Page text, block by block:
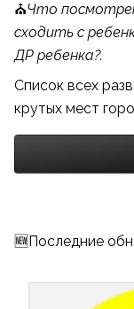
⛪Что
сходить с
ДР ребенка?.
Список всех
крутых мест
🆕Последние